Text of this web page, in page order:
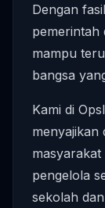
Dengan
pemerintah
mampu
bangsa
Kami di
menyajikan
pengelola
sekolah